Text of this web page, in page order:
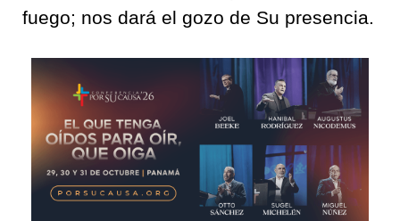
fuego; nos dará el gozo de Su presencia.